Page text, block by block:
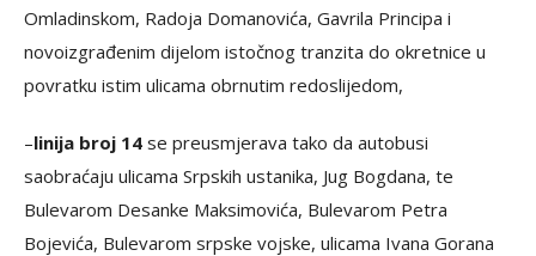
Omladinskom, Radoja Domanovića, Gavrila Principa i
novoizgrađenim dijelom istočnog tranzita do okretnice u
povratku istim ulicama obrnutim redoslijedom,
–linija broj 14 se preusmjerava tako da autobusi
saobraćaju ulicama Srpskih ustanika, Jug Bogdana, te
Bulevarom Desanke Maksimovića, Bulevarom Petra
Bojevića, Bulevarom srpske vojske, ulicama Ivana Gorana